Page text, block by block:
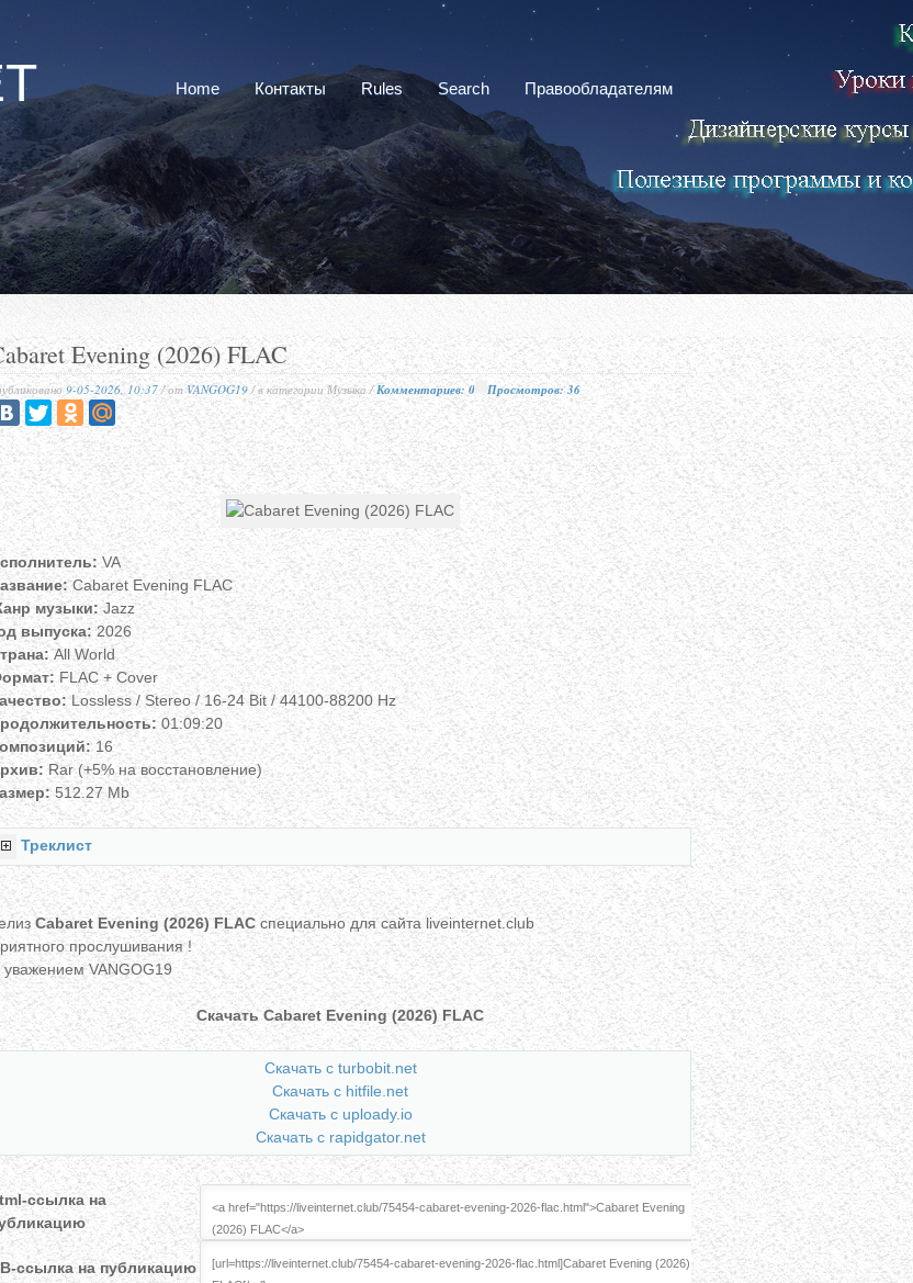
Home Контакты Rules Search Правообладателям
Evening (2026) FLAC
9-05-2026, 10:37/ отVANGOG19/ в категории Музыка /Комментариев: 0 Просмотров: 36
VA
Cabaret Evening FLAC
музыки:Jazz
выпуска:2026
All World
FLAC + Cover
Lossless / Stereo / 16-24 Bit / 44100-88200 Hz
01:09:20
16
Rar (+5% на восстановление)
512.27 Mb
Треклист
Cabaret Evening (2026) FLAC специально для сайта liveinternet.club
прослушивания !
VANGOG19
Скачать Cabaret Evening (2026) FLAC
Скачать с turbobit.net
Скачать с hitfile.net
Скачать с uploady.io
Скачать с rapidgator.net
cсылка на
cсылка на публикацию